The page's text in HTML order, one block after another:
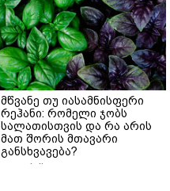
მწვანე თუ იასამნისფერი
რეჰანი: რომელი ჯობს
სალათისთვის და რა არის
მათ შორის მთავარი
განსხვავება?
gemrielia.ge